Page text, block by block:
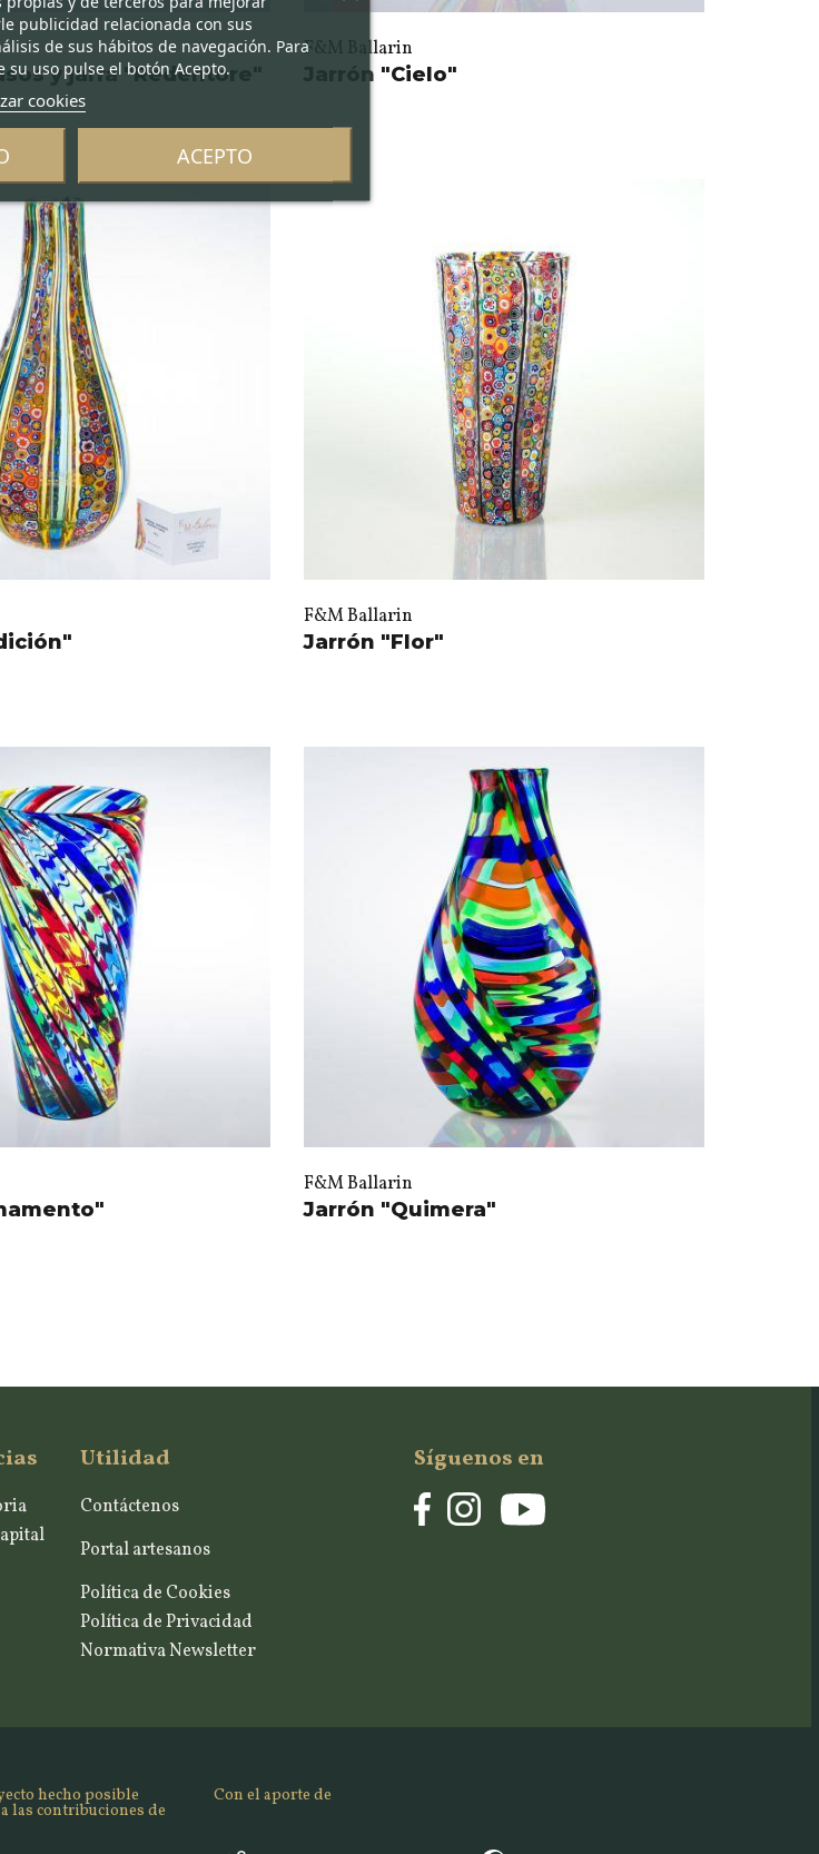
y jarra "Redentore"
F&M Ballarin
Jarrón "Cielo"
F&M Ballarin
Jarrón "Flor"
F&M Ballarin
Jarrón "Quimera"
Utilidad
Contáctenos
Portal artesanos
Política de Cookies
Política de Privacidad
Normativa Newsletter
Síguenos en
hecho posible
las contribuciones de
Con el aporte de
publicidad relacionada con sus
de sus hábitos de navegación. Para
uso pulse el botón Acepto.
cookies
ACEPTO